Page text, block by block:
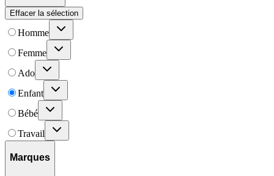
Effacer la sélection
Homme
Femme
Ado
Enfant
Bébé
Travail
Marques